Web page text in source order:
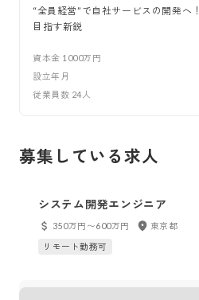
“全員経営”で自社サービスの開発
目指す新鋭
資本金 1000万円
設立年月
従業員数 24 人
募集している求人
システム開発エンジニア
350万円〜600万円
東京都
リモート勤務可